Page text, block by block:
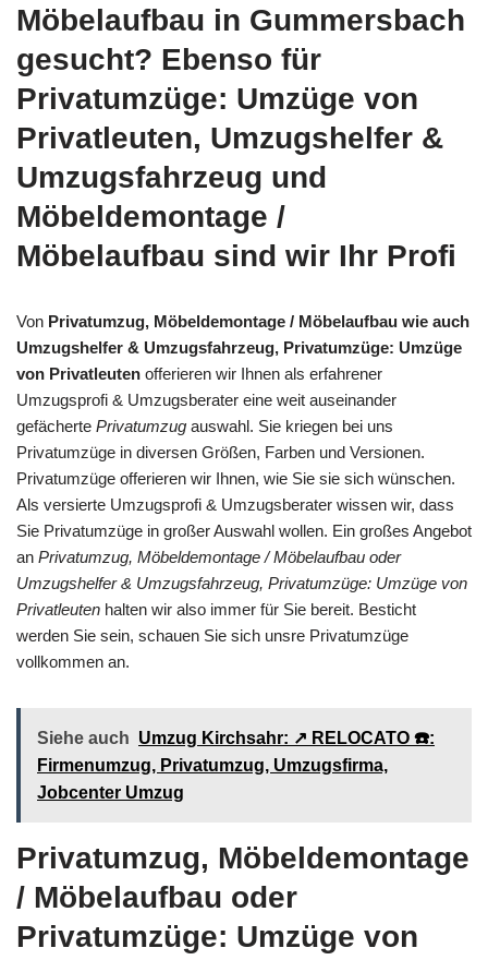
Möbelaufbau in Gummersbach
gesucht? Ebenso für
Privatumzüge: Umzüge von
Privatleuten, Umzugshelfer &
Umzugsfahrzeug und
Möbeldemontage /
Möbelaufbau sind wir Ihr Profi
Von Privatumzug, Möbeldemontage / Möbelaufbau wie auch
Umzugshelfer & Umzugsfahrzeug, Privatumzüge: Umzüge
von Privatleuten offerieren wir Ihnen als erfahrener
Umzugsprofi & Umzugsberater eine weit auseinander
gefächerte Privatumzug auswahl. Sie kriegen bei uns
Privatumzüge in diversen Größen, Farben und Versionen.
Privatumzüge offerieren wir Ihnen, wie Sie sie sich wünschen.
Als versierte Umzugsprofi & Umzugsberater wissen wir, dass
Sie Privatumzüge in großer Auswahl wollen. Ein großes Angebot
an Privatumzug, Möbeldemontage / Möbelaufbau oder
Umzugshelfer & Umzugsfahrzeug, Privatumzüge: Umzüge von
Privatleuten halten wir also immer für Sie bereit. Besticht
werden Sie sein, schauen Sie sich unsre Privatumzüge
vollkommen an.
Siehe auch Umzug Kirchsahr: ↗️ RELOCATO ☎️:
Firmenumzug, Privatumzug, Umzugsfirma,
Jobcenter Umzug
Privatumzug, Möbeldemontage
/ Möbelaufbau oder
Privatumzüge: Umzüge von